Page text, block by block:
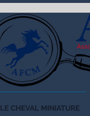
LE CHEVAL MINIATURE